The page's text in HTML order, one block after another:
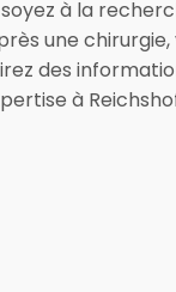
à la
une
des
à